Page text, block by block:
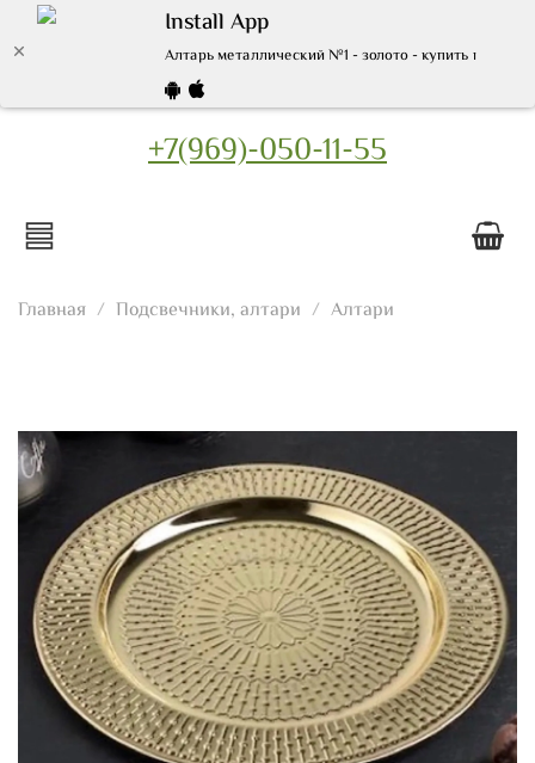
Install App
Алтарь металлический №1 - золото - купить по
+7(969)-050-11-55
Главная Подсвечники, алтари Алтари